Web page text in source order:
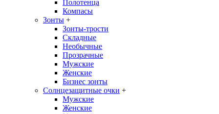
Полотенца
Компасы
Зонты +
Зонты-трости
Складные
Необычные
Прозрачные
Мужские
Женские
Бизнес зонты
Солнцезащитные очки +
Мужские
Женские